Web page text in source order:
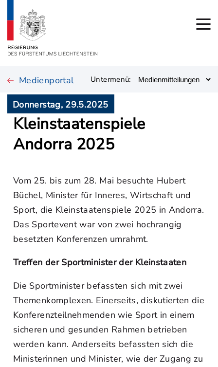
Medienportal Untermenü:
Donnerstag, 29.5.2025
Kleinstaatenspiele
Andorra 2025
Vom 25. bis zum 28. Mai besuchte Hubert
Büchel, Minister für Inneres, Wirtschaft und
Sport, die Kleinstaatenspiele 2025 in Andorra.
Das Sportevent war von zwei hochrangig
besetzten Konferenzen umrahmt.
Treffen der Sportminister der Kleinstaaten
Die Sportminister befassten sich mit zwei
Themenkomplexen. Einerseits, diskutierten die
Konferenzteilnehmenden wie Sport in einem
sicheren und gesunden Rahmen betrieben
werden kann. Anderseits befassten sich die
Ministerinnen und Minister, wie der Zugang zu